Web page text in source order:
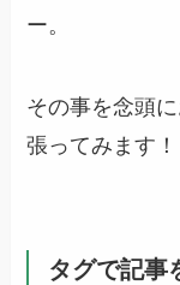
ー。
その事を念頭
張ってみます！
タグで記事